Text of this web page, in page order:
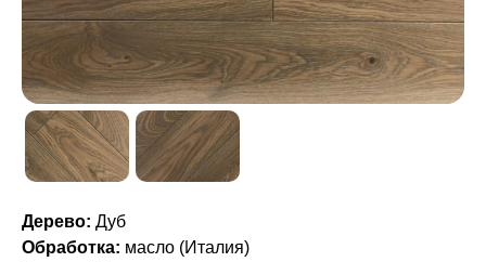
Дерево: Дуб
Обработка: масло (Италия)